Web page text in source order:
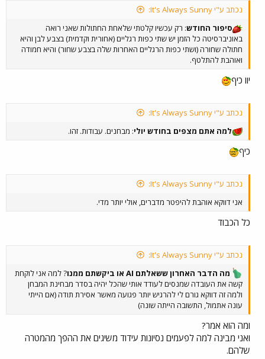
נכתב ע"י It's Always Sunny:
סיפור החודש: רק עכשיו קלטתי שלאחת החתולות שאני רואה
באוניברסיטה כל הזמן יש שתי כפות רגליים (אחורית וקדמית) בצבע לבן והיא
חתולה שחורה (ושתי כפות הרגליים האחרות שלה בצבע שחור) והיא חמודה
ואוהבת להתלטף.
יוו כיף
נכתב ע"י It's Always Sunny:
למה אתם מצפים בחודש יולי: מבחנים. עבודות. זהו.
כיף
נכתב ע"י It's Always Sunny:
אני דווקא אוהבת להיפטר מדברים, אולי יותר מדי.
כל הכבוד
נכתב ע"י It's Always Sunny:
מה הדבר האחרון ששאלתם AI או ביקשתם ממנו
? למה אני לוקחת
קשה את העובדה שמנסים לעודד אותי שהכל יהיה בסדר מבחינת המבחן
ולמה זה דווקא גורם לי להרגיש יותר פגועה מאשר אסירת תודה (אם הייתי
עונה אתמול, התשובה הייתה שונה)
ומה הוא אמר?
ואני מבינה למה לפעמים נסיונות עידוד משיגים את ההפך מהמטרה
שלהם.